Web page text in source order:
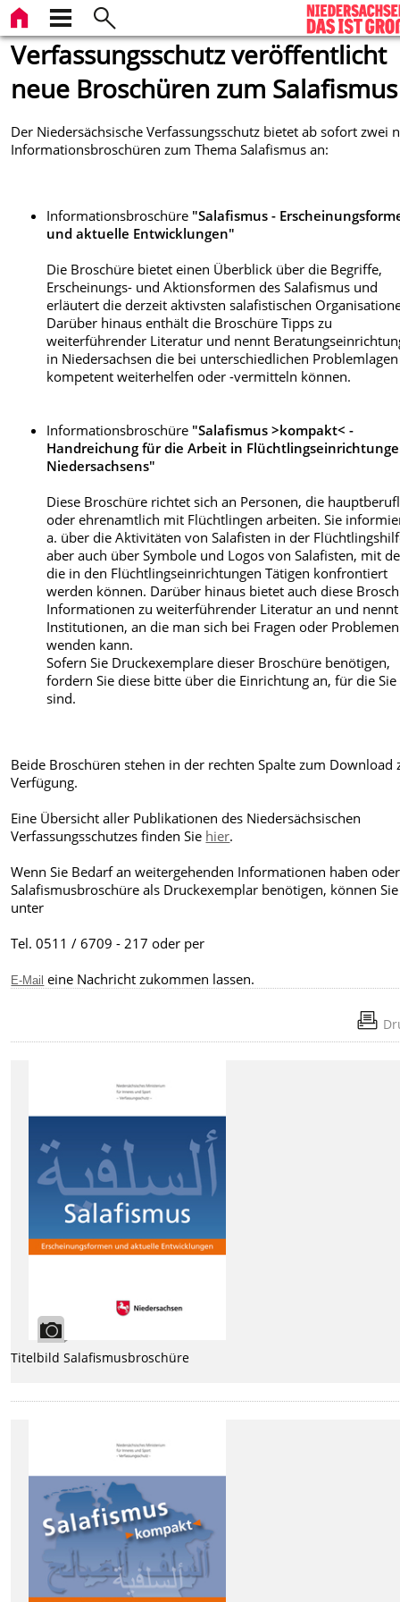
Verfassungsschutz veröffentlicht
neue Broschüren zum Salafismus
Der Niedersächsische Verfassungsschutz bietet ab sofort zwei
Informationsbroschüren zum Thema Salafismus an:
Informationsbroschüre "Salafismus -
und aktuelle Entwicklungen"
Die Broschüre bietet einen Überblick über die Begriffe,
Erscheinungs- und Aktionsformen des Salafismus und
erläutert die derzeit aktivsten salafistischen
Darüber hinaus enthält die Broschüre Tipps zu
weiterführender Literatur und nennt
in Niedersachsen die bei unterschiedlichen Problemlagen
kompetent weiterhelfen oder -vermitteln können.
Informationsbroschüre "Salafismus >kompakt< -
Handreichung für die Arbeit in
Niedersachsens"
Diese Broschüre richtet sich an Personen, die
oder ehrenamtlich mit Flüchtlingen arbeiten. Sie
a. über die Aktivitäten von Salafisten in der
aber auch über Symbole und Logos von Salafisten, mit
die in den Flüchtlingseinrichtungen Tätigen konfrontiert
werden können. Darüber hinaus bietet auch diese
Informationen zu weiterführender Literatur an und nennt
Institutionen, an die man sich bei Fragen oder Problemen
wenden kann.
Sofern Sie Druckexemplare dieser Broschüre benötigen,
fordern Sie diese bitte über die Einrichtung an, für die
sind.
Beide Broschüren stehen in der rechten Spalte zum Download
Verfügung.
Eine Übersicht aller Publikationen des Niedersächsischen
Verfassungsschutzes finden Sie hier.
Wenn Sie Bedarf an weitergehenden Informationen haben
Salafismusbroschüre als Druckexemplar benötigen, können
unter
Tel. 0511 / 6709 - 217 oder per
E-Mail eine Nachricht zukommen lassen.
Titelbild Salafismusbroschüre